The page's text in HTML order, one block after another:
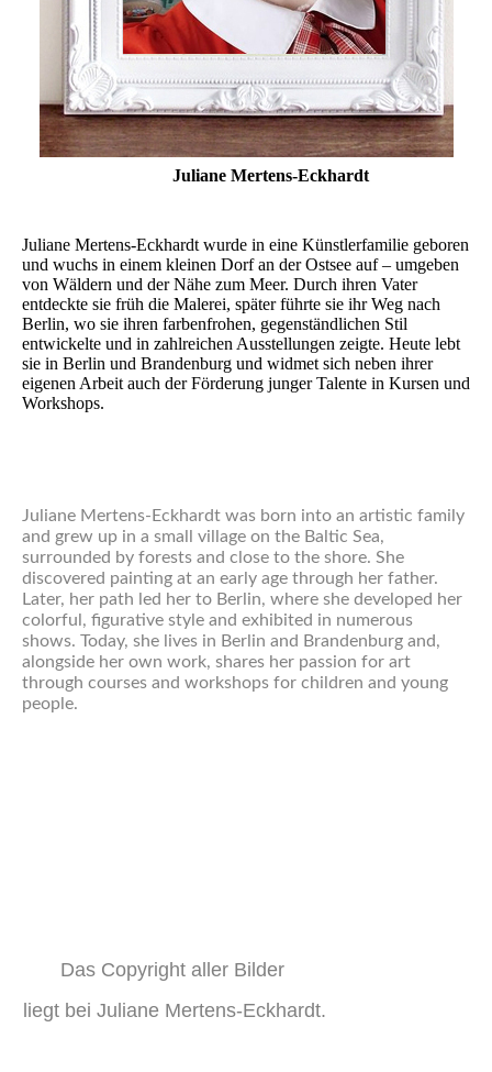
Juliane Mertens-Eckhardt
Juliane Mertens-Eckhardt wurde in eine Künstlerfamilie geboren
und wuchs in einem kleinen Dorf an der Ostsee auf – umgeben
von Wäldern und der Nähe zum Meer. Durch ihren Vater
entdeckte sie früh die Malerei, später führte sie ihr Weg nach
Berlin, wo sie ihren farbenfrohen, gegenständlichen Stil
entwickelte und in zahlreichen Ausstellungen zeigte. Heute lebt
sie in Berlin und Brandenburg und widmet sich neben ihrer
eigenen Arbeit auch der Förderung junger Talente in Kursen und
Workshops.
Juliane Mertens-Eckhardt was born into an artistic family
and grew up in a small village on the Baltic Sea,
surrounded by forests and close to the shore. She
discovered painting at an early age through her father.
Later, her path led her to Berlin, where she developed her
colorful, figurative style and exhibited in numerous
shows. Today, she lives in Berlin and Brandenburg and,
alongside her own work, shares her passion for art
through courses and workshops for children and young
people.
Das Copyright aller Bilder
liegt bei Juliane Mertens-Eckhardt.